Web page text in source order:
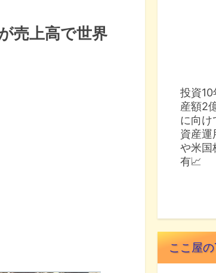
売上高で世界
投資
産額2
に向け
資産運
や米国
有📈
ここ屋